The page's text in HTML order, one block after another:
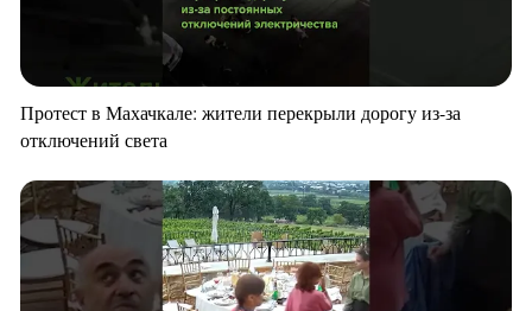
Протест в Махачкале: жители перекрыли дорогу из-за
отключений света